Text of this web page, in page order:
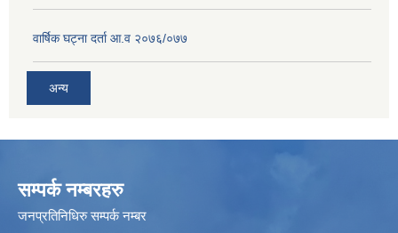
वार्षिक घट्ना दर्ता आ.व २०७६/०७७
अन्य
सम्पर्क नम्बरहरु
जनप्रतिनिधिरु सम्पर्क नम्बर